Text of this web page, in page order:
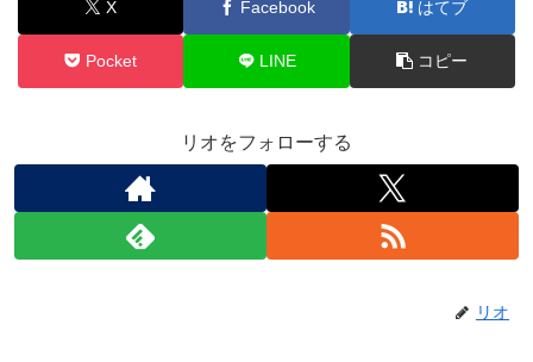
X Facebook はてブ
Pocket LINE コピー
リオをフォローする
リオ